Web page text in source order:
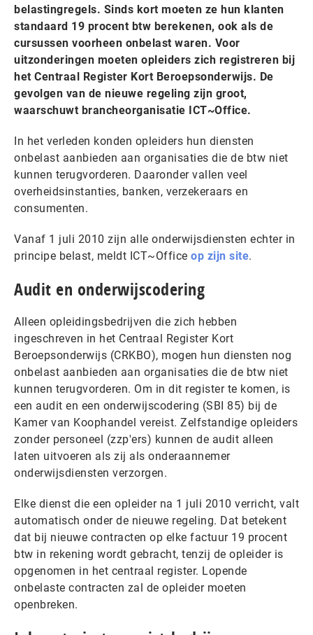
belastingregels. Sinds kort moeten ze hun klanten
standaard 19 procent btw berekenen, ook als de
cursussen voorheen onbelast waren. Voor
uitzonderingen moeten opleiders zich registreren bij
het Centraal Register Kort Beroepsonderwijs. De
gevolgen van de nieuwe regeling zijn groot,
waarschuwt brancheorganisatie ICT~Office.
In het verleden konden opleiders hun diensten
onbelast aanbieden aan organisaties die de btw niet
kunnen terugvorderen. Daaronder vallen veel
overheidsinstanties, banken, verzekeraars en
consumenten.
Vanaf 1 juli 2010 zijn alle onderwijsdiensten echter in
principe belast, meldt ICT~Office op zijn site.
Audit en onderwijscodering
Alleen opleidingsbedrijven die zich hebben
ingeschreven in het Centraal Register Kort
Beroepsonderwijs (CRKBO), mogen hun diensten nog
onbelast aanbieden aan organisaties die de btw niet
kunnen terugvorderen. Om in dit register te komen, is
een audit en een onderwijscodering (SBI 85) bij de
Kamer van Koophandel vereist. Zelfstandige opleiders
zonder personeel (zzp'ers) kunnen de audit alleen
laten uitvoeren als zij als onderaannemer
onderwijsdiensten verzorgen.
Elke dienst die een opleider na 1 juli 2010 verricht, valt
automatisch onder de nieuwe regeling. Dat betekent
dat bij nieuwe contracten op elke factuur 19 procent
btw in rekening wordt gebracht, tenzij de opleider is
opgenomen in het centraal register. Lopende
onbelaste contracten zal de opleider moeten
openbreken.